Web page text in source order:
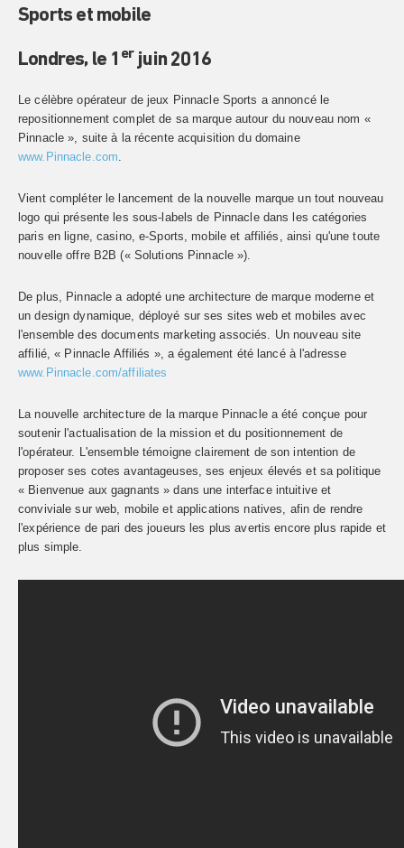
Sports et mobile
Londres, le 1 er juin 2016
Le célèbre opérateur de jeux Pinnacle Sports a annoncé le
repositionnement complet de sa marque autour du nouveau nom «
Pinnacle », suite à la récente acquisition du domaine
www.Pinnacle.com.
Vient compléter le lancement de la nouvelle marque un tout nouveau
logo qui présente les sous-labels de Pinnacle dans les catégories
paris en ligne, casino, e-Sports, mobile et affiliés, ainsi qu'une toute
nouvelle offre B2B (« Solutions Pinnacle »).
De plus, Pinnacle a adopté une architecture de marque moderne et
un design dynamique, déployé sur ses sites web et mobiles avec
l'ensemble des documents marketing associés. Un nouveau site
affilié, « Pinnacle Affiliés », a également été lancé à l'adresse
www.Pinnacle.com/affiliates
La nouvelle architecture de la marque Pinnacle a été conçue pour
soutenir l'actualisation de la mission et du positionnement de
l'opérateur. L'ensemble témoigne clairement de son intention de
proposer ses cotes avantageuses, ses enjeux élevés et sa politique
« Bienvenue aux gagnants » dans une interface intuitive et
conviviale sur web, mobile et applications natives, afin de rendre
l'expérience de pari des joueurs les plus avertis encore plus rapide et
plus simple.